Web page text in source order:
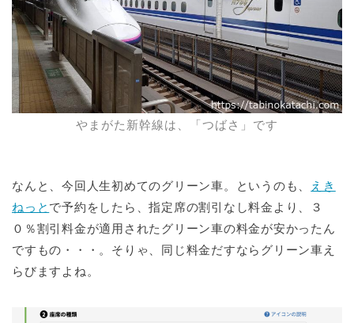
やまがた新幹線は、「つばさ」です
なんと、今回人生初めてのグリーン車。というのも、
えき
ねっと で予約をしたら、指定席の割引なし料金より、３
０％割引料金が適用されたグリーン車の料金が安かったん
ですもの・・・。そりゃ、同じ料金だすならグリーン車え
らびますよね。